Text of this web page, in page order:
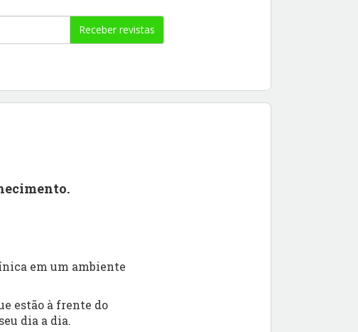
Receber revistas
em um ambiente
estão à frente do
dia a dia.